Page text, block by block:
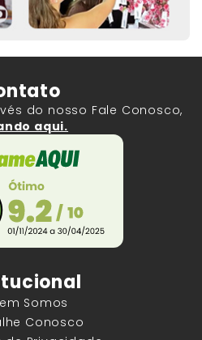
do nosso Fale Conosco,
aqui.
Somos
Conosco